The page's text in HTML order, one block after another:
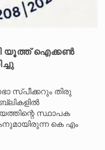
യൂത്ത് ഐക്കൺ
സ്പീക്കറും തിരു
സ്ഥാപക
കെ എം